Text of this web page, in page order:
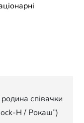
співачки
H / Рокаш”)